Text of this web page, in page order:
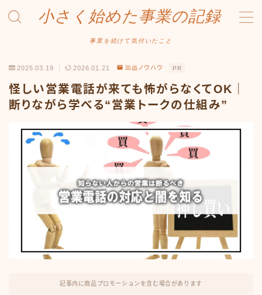
小さく始めた事業の記録
事業を続けて気付いたこと
Amazonせどり
出品ノウハウ
フリマ物販
Yahoo出品
メルカリ販売
投資・株
2025.03.19 2026.01.21 出品ノウハウ PR
怪しい営業電話が来ても怖がらなくてOK｜
断りながら学べる“営業トークの仕組み”
記事内に商品プロモーションを含む場合があります